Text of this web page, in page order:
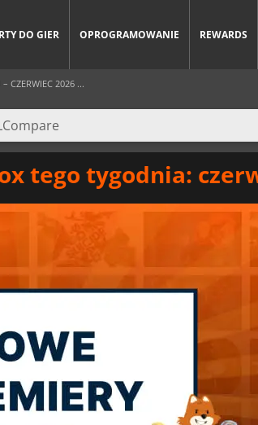
DO GIER OPROGRAMOWANIE REWARDS
CZERWIEC 2026 ...
tego tygodnia: